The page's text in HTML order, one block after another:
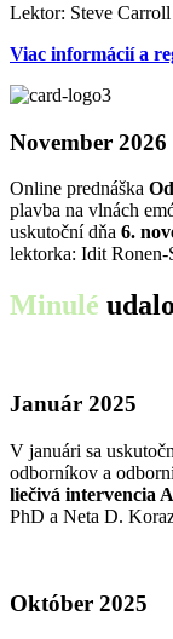
Lektor: Steve Carroll
Viac informácií a
November 2026
Online prednáška
plavba na vlnách
uskutoční dňa 6.
lektorka: Idit Ronen-
Minulé
Január 2025
V januári sa
odborníkov a
liečivá intervencia
PhD a Neta D.
Október 2025